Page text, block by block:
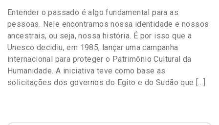
Entender o passado é algo fundamental para as
pessoas. Nele encontramos nossa identidade e nossos
ancestrais, ou seja, nossa história. É por isso que a
Unesco decidiu, em 1985, lançar uma campanha
internacional para proteger o Patrimônio Cultural da
Humanidade. A iniciativa teve como base as
solicitações dos governos do Egito e do Sudão que […]